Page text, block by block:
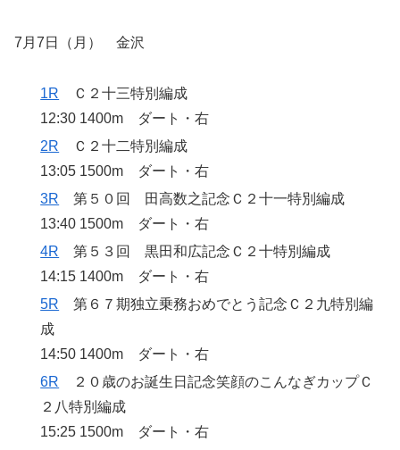
7月7日（月） 金沢
1R Ｃ２十三特別編成
12:30 1400m ダート・右
2R Ｃ２十二特別編成
13:05 1500m ダート・右
3R 第５０回 田高数之記念Ｃ２十一特別編成
13:40 1500m ダート・右
4R 第５３回 黒田和広記念Ｃ２十特別編成
14:15 1400m ダート・右
5R 第６７期独立乗務おめでとう記念Ｃ２九特別編
成
14:50 1400m ダート・右
6R ２０歳のお誕生日記念笑顔のこんなぎカップＣ
２八特別編成
15:25 1500m ダート・右